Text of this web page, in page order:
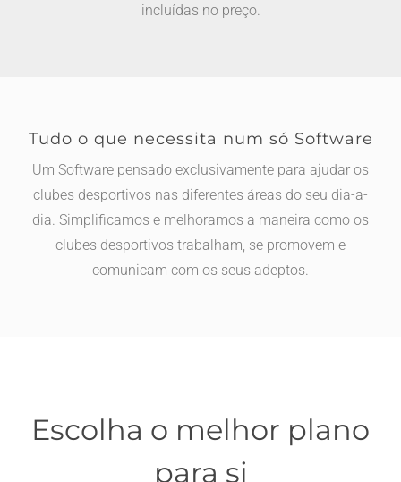
incluídas no preço.
Tudo o que necessita num só Software
Um Software pensado exclusivamente para ajudar os
clubes desportivos nas diferentes áreas do seu dia-a-
dia. Simplificamos e melhoramos a maneira como os
clubes desportivos trabalham, se promovem e
comunicam com os seus adeptos.
Escolha o melhor plano
para si